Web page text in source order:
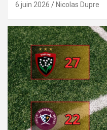
6 juin 2026 Nicolas Dupre